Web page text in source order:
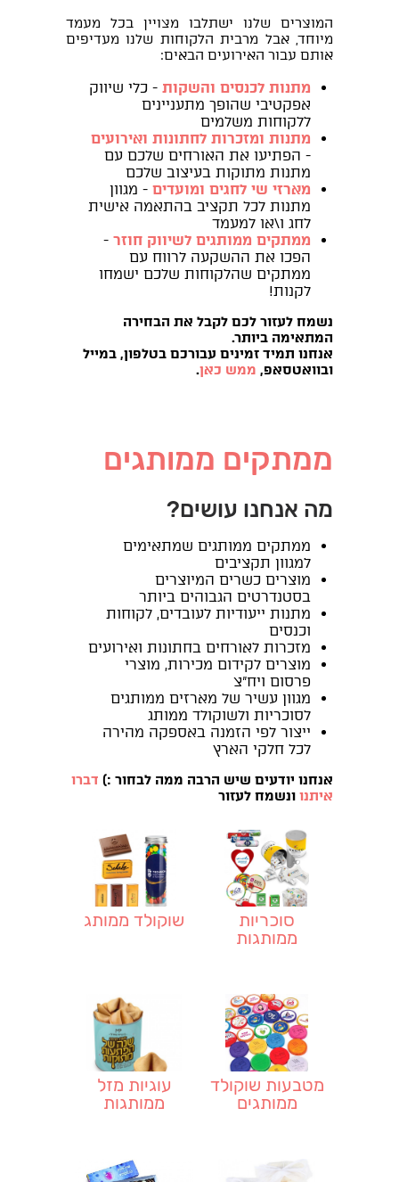
המוצרים שלנו ישתלבו מצויין בכל מעמד
מיוחד, אבל מרבית הלקוחות שלנו מעדיפים
אותם עבור האירועים הבאים:
מתנות לכנסים והשקות - כלי שיווק
אפקטיבי שהופך מתעניינים
ללקוחות משלמים
מתנות ומזכרות לחתונות ואירועים
- הפתיעו את האורחים שלכם עם
מתנות מתוקות בעיצוב שלכם
מארזי שי לחגים ומועדים - מגוון
מתנות לכל תקציב בהתאמה אישית
לחג ו\או למעמד
ממתקים ממותגים לשיווק חוזר -
הפכו את ההשקעה לרווח עם
ממתקים שהלקוחות שלכם ישמחו
לקנות!
נשמח לעזור לכם לקבל את הבחירה
המתאימה ביותר.
אנחנו תמיד זמינים עבורכם בטלפון, במייל
ובוואטסאפ, ממש כאן.
ממתקים ממותגים
מה אנחנו עושים?
ממתקים ממותגים שמתאימים
למגוון תקציבים
מוצרים כשרים המיוצרים
בסטנדרטים הגבוהים ביותר
מתנות ייעודיות לעובדים, לקוחות
וכנסים
מזכרות לאורחים בחתונות ואירועים
מוצרים לקידום מכירות, מוצרי
פרסום ויח"צ
מגוון עשיר של מארזים ממותגים
לסוכריות ולשוקולד ממותג
ייצור לפי הזמנה באספקה מהירה
לכל חלקי הארץ
אנחנו יודעים שיש הרבה ממה לבחור :) דברו
איתנו ונשמח לעזור
סוכריות
ממותגות
שוקולד ממותג
מטבעות שוקולד
ממותגים
עוגיות מזל
ממותגות